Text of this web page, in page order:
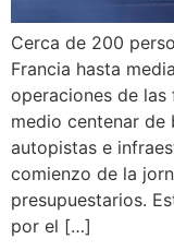
Cerca de 200
Francia hasta
operaciones de
medio centenar
autopistas e
comienzo de la
presupuestarios.
por el […]